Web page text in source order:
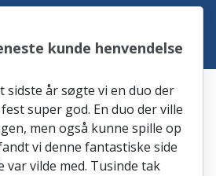
kunde henvendelse
sidste år søgte vi en duo der
super god. En duo der ville
men også kunne spille op
vi denne fantastiske side
var vilde med. Tusinde tak